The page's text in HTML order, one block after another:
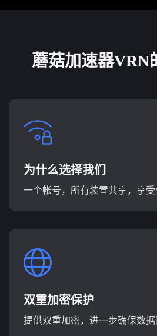
蘑菇加速器VRN
为什么选择我们
一个帐号，所有装置共享，享
双重加密保护
提供双重加密，进一步确保数据